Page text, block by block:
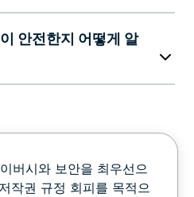
안전한지 어떻게 알
버시와 보안을 최우선으
작권 규정 회피를 목적으